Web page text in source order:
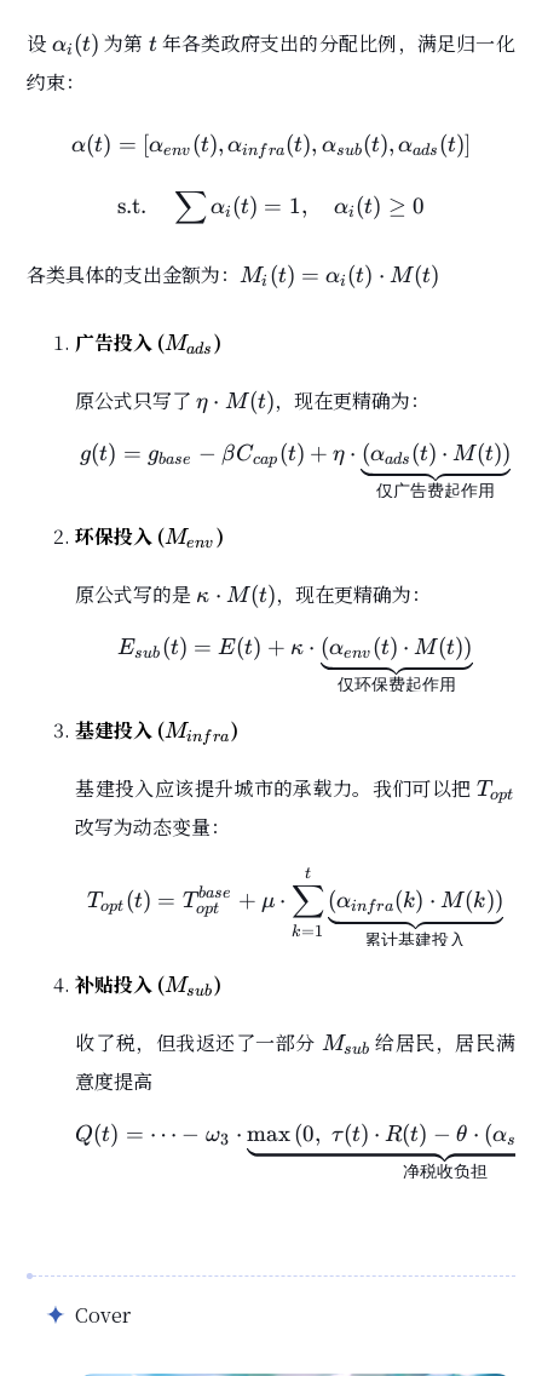
设 \alpha_i(t)
αi (t) 为第 t
t年各类政府支出的分配比例，满足归一化
约束：
\mathbf{\alpha}(t) =
α(t) = [αenv (t), αinfra(t), αsub(t), αads (t)]
\text{s.t.} \quad \sum
s.t. ∑αi (t) = 1, αi (t) ≥ 0
各类具体的支出金额为：M_i(t) =
\alpha_i(t)
Mi (t) = αi (t) ⋅ M(t)
广告投入 (M_{ads}
Mads )
原公式只写了\eta
M(t)
η ⋅ M(t)，现在更精确为：
g(t) = g_{base} -
g(t) = gbase − βCcap (t) + η ⋅
仅广告费起作用
(αads (t) ⋅ M(t))
环保投入 (M_{env}
Menv )
原公式写的是 \kappa
M(t)
κ ⋅ M(t)，现在更精确为：
E_{sub}(t) = E(t) +
Esub (t) = E(t) + κ ⋅
仅环保费起作用
(αenv (t) ⋅ M(t))
基建投入 (M_{infra}
Minfra)
基建投入应该提升城市的承载力。我们可以把 Topt
改写为动态变量：
T_{opt}(t) =
Topt (t) = Topt
base + μ ⋅
k=1
∑
t
累计基建投入
(αinfra(k) ⋅ M(k))
补贴投入 (M_{sub}
Msub)
收了税，但我返还了一部分 M_{sub}
Msub 给居民，居民满
意度提高
Q(t) = \dots -
Q(t) = ⋯ − ω3 ⋅
净税收负担
max(0, τ(t) ⋅ R(t) − θ ⋅ (αs
Cover